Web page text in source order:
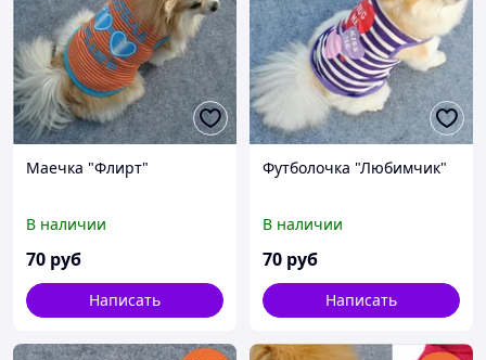
Маечка "Флирт"
В наличии
70 руб
Написать
Футболочка "Любимчик"
В наличии
70 руб
Написать